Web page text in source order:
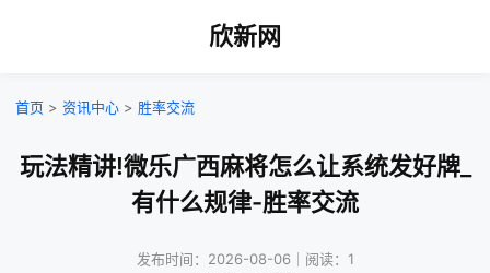
欣新网
首页 > 资讯中心 > 胜率交流
玩法精讲!微乐广西麻将怎么让系统发好牌_
有什么规律-胜率交流
发布时间：2026-08-06｜阅读：1